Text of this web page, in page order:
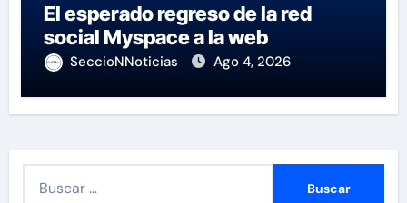
El esperado regreso de la red
social Myspace a la web
SeccioNNoticias Ago 4, 2026